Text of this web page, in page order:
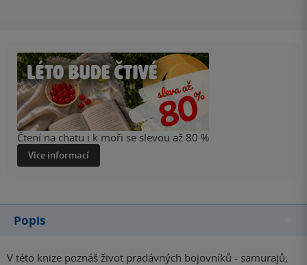
Čtení na chatu i k moři se slevou až 80 %
Více informací
Popis
V této knize poznáš život pradávných bojovníků - samurajů,